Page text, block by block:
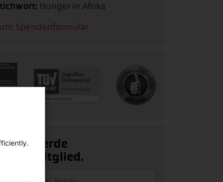
Hunger in Afrika
Spendenformular
ich werde
Fördermitglied.